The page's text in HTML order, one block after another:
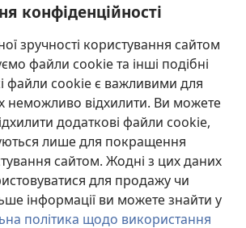
конфіденційності
зручності користування сайтом
файли cookie та інші подібні
файли cookie є важливими для
неможливо відхилити. Ви можете
додаткові файли cookie,
лише для покращення
сайтом. Жодні з цих даних
для продажу чи
інформації ви можете знайти у
політика щодо використання
Товариства «Вартова башта»™